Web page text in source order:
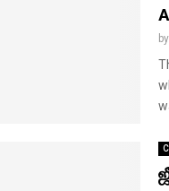
by